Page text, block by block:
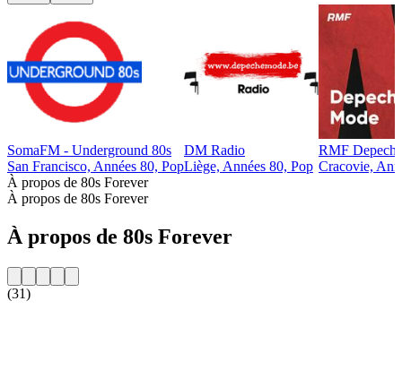
SomaFM - Underground 80s
San Francisco, Années 80, Pop
DM Radio
Liège, Années 80, Pop
RMF
Cracovie,
À propos de 80s Forever
À propos de 80s Forever
À propos de 80s Forever
(31)